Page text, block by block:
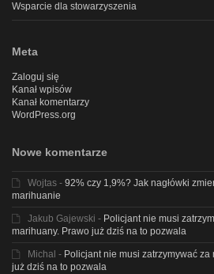
Wsparcie dla stowarzyszenia
Meta
Zaloguj się
Kanał wpisów
Kanał komentarzy
WordPress.org
Nowe komentarze
Wojtas - 92% czy 1,9%? Jak nagłówki
marihuanie
Jakub Gajewski - Policjant nie musi
marihuany. Prawo już dziś na to pozwala
Michal - Policjant nie musi zatrzymywać za
już dziś na to pozwala